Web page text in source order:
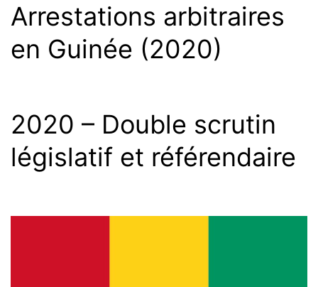
Arrestations arbitraires
en Guinée (2020)
2020 – Double scrutin
législatif et référendaire